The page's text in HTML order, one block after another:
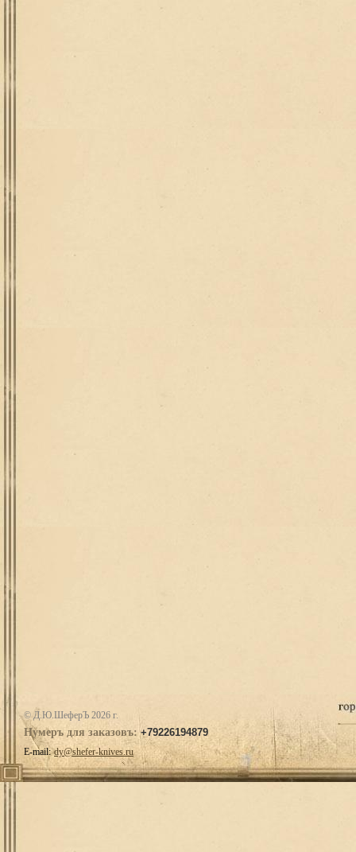
© Д.Ю.ШеферЪ 2026 г.
Нумеръ для заказовъ: +79226194879
E-mail: dy@shefer-knives.ru